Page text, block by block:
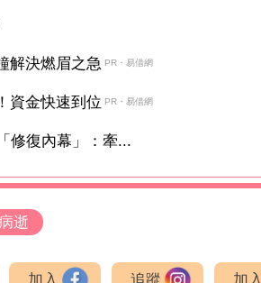
解決燃眉之急 PR・易借網
資金快速到位 PR・易借網
修復內幕」：牽...
逝